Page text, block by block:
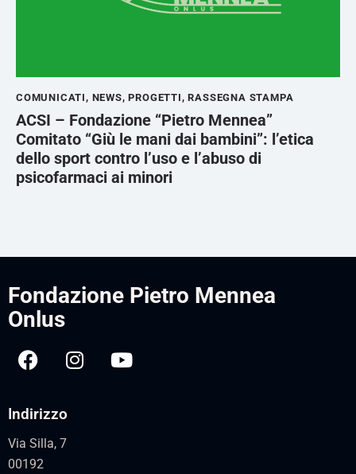
COMUNICATI, NEWS,PROGETTI,RASSEGNA STAMPA
ACSI – Fondazione “Pietro Mennea”
Comitato “Giù le mani dai bambini”: l’etica
dello sport contro l’uso e l’abuso di
psicofarmaci ai minori
Fondazione Pietro Mennea
Onlus
Indirizzo
Via Silla, 7
00192